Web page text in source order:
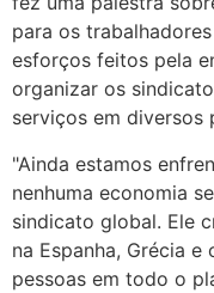
para os
esforços feitos pela
organizar os
serviços em diversos
"Ainda estamos
nenhuma economia
sindicato global. Ele
na Espanha, Grécia
pessoas em todo o